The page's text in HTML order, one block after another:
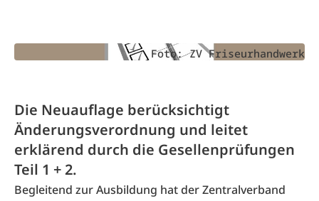
Foto: ZV Friseurhandwerk
Die Neuauflage berücksichtigt
Änderungsverordnung und leitet
erklärend durch die Gesellenprüfungen
Teil 1 + 2.
Begleitend zur Ausbildung hat der Zentralverband